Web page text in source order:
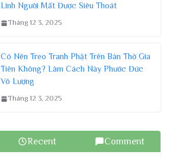
Linh Người Mất Được Siêu Thoát
Tháng 12 3, 2025
Có Nên Treo Tranh Phật Trên Bàn Thờ Gia
Tiên Không? Làm Cách Này Phước Đức
Vô Lượng
Tháng 12 3, 2025
Recent Comment